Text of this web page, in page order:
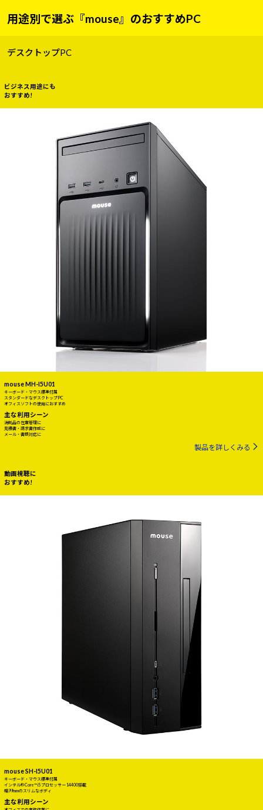
用途別で選ぶ『mouse』のおすすめPC
デスクトップPC
ビジネス用途にも
おすすめ!
mouse MH-I5U01
キーボード・マウス標準付属
スタンダードなデスクトップPC
オフィスソフトの使用におすすめ
主な利用シーン
消耗品の在庫管理に
見積書・請求書作成に
メール・書類対応に
製品を詳しくみる
動画視聴に
おすすめ!
mouse SH-I5U01
キーボード・マウス標準付属
インテル® Core™ i5 プロセッサー 14400搭載
幅99mmのスリムなボディ
主な利用シーン